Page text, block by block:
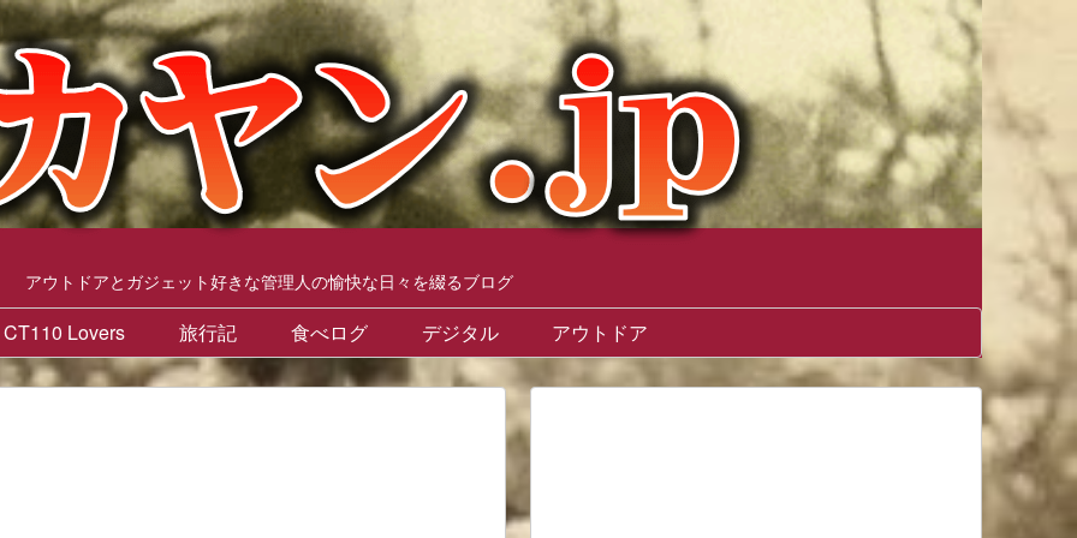
アウトドアとガジェット好きな管理人の愉快な日々を綴るブログ
CT110 Lovers 旅行記 食べログ デジタル アウトドア